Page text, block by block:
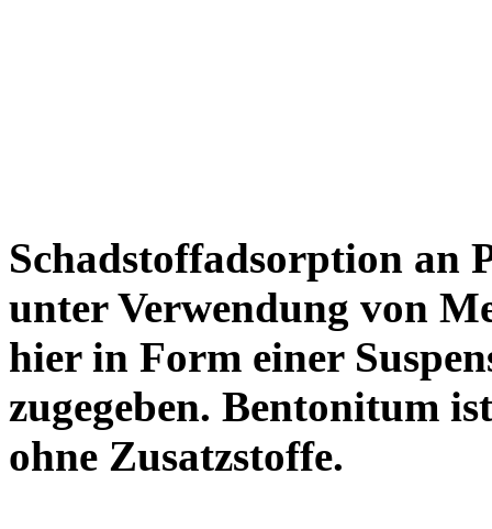
Schadstoffadsorption an
unter Verwendung von
hier in Form einer
zugegeben. Bentonitum
ohne Zusatzstoffe.